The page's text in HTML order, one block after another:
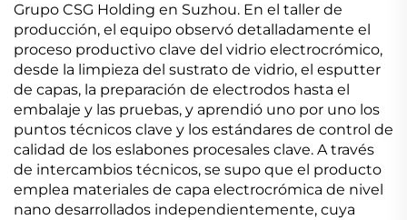
Grupo CSG Holding en Suzhou. En el taller de
producción, el equipo observó detalladamente el
proceso productivo clave del vidrio electrocrómico,
desde la limpieza del sustrato de vidrio, el esputter
de capas, la preparación de electrodos hasta el
embalaje y las pruebas, y aprendió uno por uno los
puntos técnicos clave y los estándares de control de
calidad de los eslabones procesales clave. A través
de intercambios técnicos, se supo que el producto
emplea materiales de capa electrocrómica de nivel
nano desarrollados independientemente, cuya